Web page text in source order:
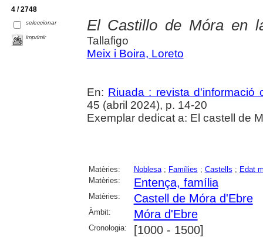
4 / 2748
seleccionar
imprimir
El Castillo de Móra en
Tallafigo
Meix i Boira, Loreto
En: Riuada : revista d'informació
45 (abril 2024), p. 14-20
Exemplar dedicat a: El castell de
Matèries: Noblesa; Famílies ; Castells ; Edat
Matèries:
Entença, família
Matèries: Castell de Móra d'Ebre
Àmbit: Móra d'Ebre
Cronologia: [1000 - 1500]